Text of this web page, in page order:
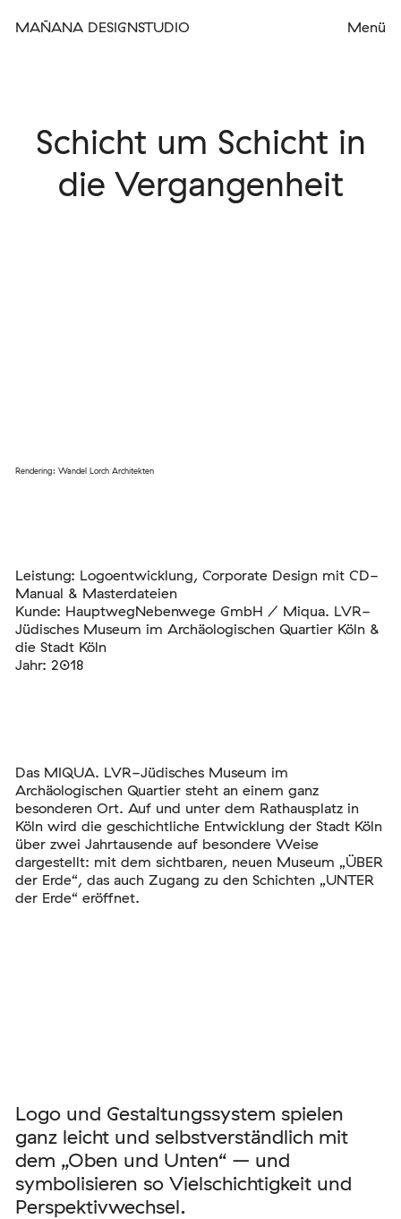
MAÑANA DESIGNSTUDIO
Schicht um Schicht in
die Vergangenheit
Rendering: Wandel Lorch Architekten
Leistung: Logoentwicklung, Corporate Design mit CD-
Manual & Masterdateien
Kunde: HauptwegNebenwege GmbH / Miqua. LVR-
Jüdisches Museum im Archäologischen Quartier Köln &
die Stadt Köln
Jahr: 2018
Das MIQUA. LVR-Jüdisches Museum im
Archäologischen Quartier steht an einem ganz
besonderen Ort. Auf und unter dem Rathausplatz in
Köln wird die geschichtliche Entwicklung der Stadt Köln
über zwei Jahrtausende auf besondere Weise
dargestellt: mit dem sichtbaren, neuen Museum „ÜBER
der Erde“, das auch Zugang zu den Schichten „UNTER
der Erde“ eröffnet.
Logo und Gestaltungssystem spielen
ganz leicht und selbstverständlich mit
dem „Oben und Unten“ – und
symbolisieren so Vielschichtigkeit und
Perspektivwechsel.